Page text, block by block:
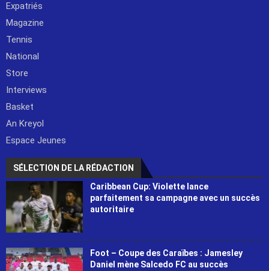
Expatriés
Magazine
Tennis
National
Store
Interviews
Basket
An Kreyol
Espace Jeunes
SÉLECTION DE LA RÉDACTION
Caribbean Cup: Violette lance
parfaitement sa campagne avec un succès
autoritaire
Foot – Coupe des Caraïbes : Jamesley
Daniel mène Salcedo FC au succès